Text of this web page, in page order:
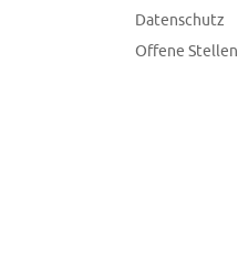
Datenschutz
Offene Stellen